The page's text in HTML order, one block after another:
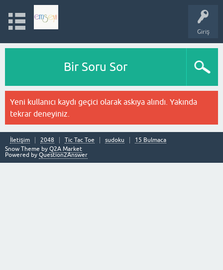
Giriş
Bir Soru Sor
Yeni kullanıcı kaydı geçici olarak askıya alındı. Yakında
tekrar deneyiniz.
İletişim 2048 Tic Tac Toe sudoku
15 Bulmaca
Snow Theme by Q2A Market
Powered by Question2Answer